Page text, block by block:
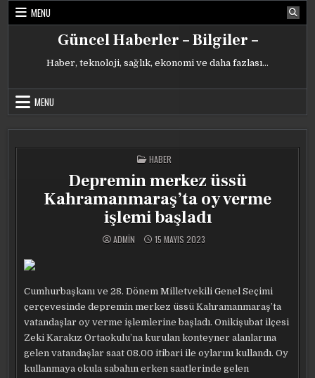
Skip
MENU
Güncel Haberler – Bilgiler –
Haber, teknoloji, sağlık, ekonomi ve daha fazlası…
MENU
POSTED
IN
HABER
Depremin merkez üssü
Kahramanmaraş’ta oy verme
işlemi başladı
ADMIN 15 MAYIS 2023
Cumhurbaşkanı ve 28. Dönem Milletvekili Genel Seçimi
çerçevesinde depremin merkez üssü Kahramanmaraş’ta
vatandaşlar oy verme işlemlerine başladı. Onikişubat ilçesi
Zeki Karakız Ortaokulu’na kurulan konteyner alanlarına
gelen vatandaşlar saat 08.00 itibari ile oylarını kullandı. Oy
kullanmaya okula sabahın erken saatlerinde gelen